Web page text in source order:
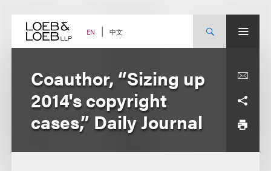
content EN 中文
Coauthor, “Sizing up
2014's copyright
cases,” Daily Journal